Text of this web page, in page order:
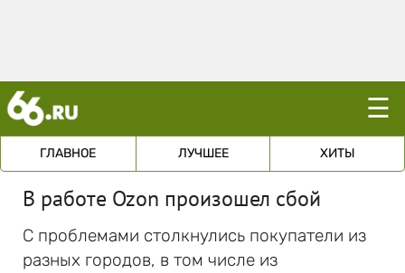
☰
ГЛАВНОЕ ЛУЧШЕЕ ХИТЫ
В работе Ozon произошел сбой
С проблемами столкнулись покупатели из
разных городов, в том числе из